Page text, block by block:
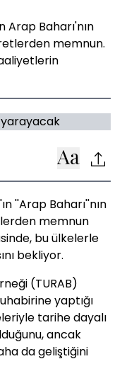
Arap Baharı'nın
memnun.
''Arap Baharı''nın
memnun
bu ülkelerle
bekliyor.
(TURAB)
yaptığı
tarihe dayalı
ancak
da geliştiğini